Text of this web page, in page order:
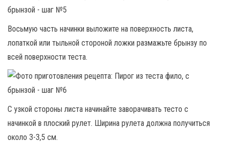
Восьмую часть начинки выложите на поверхность листа,
лопаткой или тыльной стороной ложки размажьте брынзу по
всей поверхности теста.
С узкой стороны листа начинайте заворачивать тесто с
начинкой в плоский рулет. Ширина рулета должна получиться
около 3-3,5 см.